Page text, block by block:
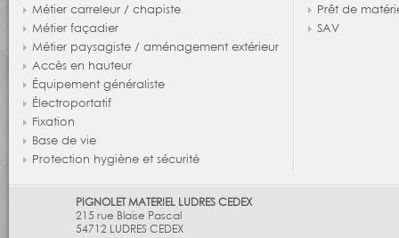
Métier carreleur / chapiste
Métier façadier
Métier paysagiste / aménagement extérieur
Accès en hauteur
Équipement généraliste
Électroportatif
Fixation
Base de vie
Protection hygiène et sécurité
Prêt de
SAV
PIGNOLET MATERIEL LUDRES CEDEX
215 rue Blaise Pascal
54712 LUDRES CEDEX